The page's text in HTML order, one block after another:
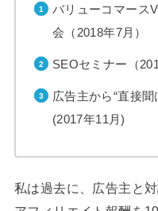
バリューコマース
会（2018年7月）
SEOセミナー（
広告主から“直接
(2017年11月)
私は過去に、広告主と